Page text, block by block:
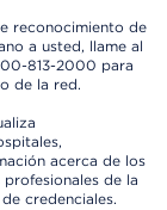
reconocimiento de
a usted, llame al
813-2000 para
de la red.
acerca de los
de la
credenciales.